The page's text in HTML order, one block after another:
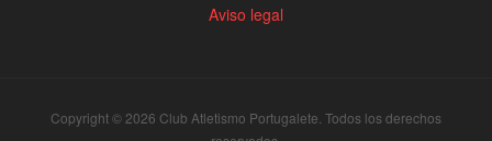
Aviso legal
Copyright © 2026 Club Atletismo Portugalete. Todos los derechos